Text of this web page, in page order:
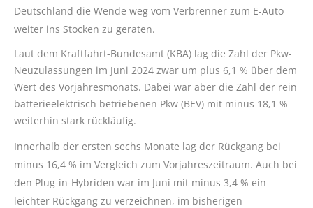
Deutschland die Wende weg vom Verbrenner zum E-Auto
weiter ins Stocken zu geraten.
Laut dem Kraftfahrt-Bundesamt (KBA) lag die Zahl der Pkw-
Neuzulassungen im Juni 2024 zwar um plus 6,1 % über dem
Wert des Vorjahresmonats. Dabei war aber die Zahl der rein
batterieelektrisch betriebenen Pkw (BEV) mit minus 18,1 %
weiterhin stark rückläufig.
Innerhalb der ersten sechs Monate lag der Rückgang bei
minus 16,4 % im Vergleich zum Vorjahreszeitraum. Auch bei
den Plug-in-Hybriden war im Juni mit minus 3,4 % ein
leichter Rückgang zu verzeichnen, im bisherigen